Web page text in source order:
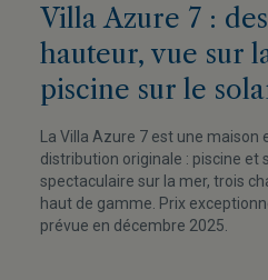
Villa Azure 7 :
hauteur, vue sur
piscine sur le
La Villa Azure 7 est une maison
distribution originale : piscine et
spectaculaire sur la mer, trois
haut de gamme. Prix
prévue en décembre 2025.